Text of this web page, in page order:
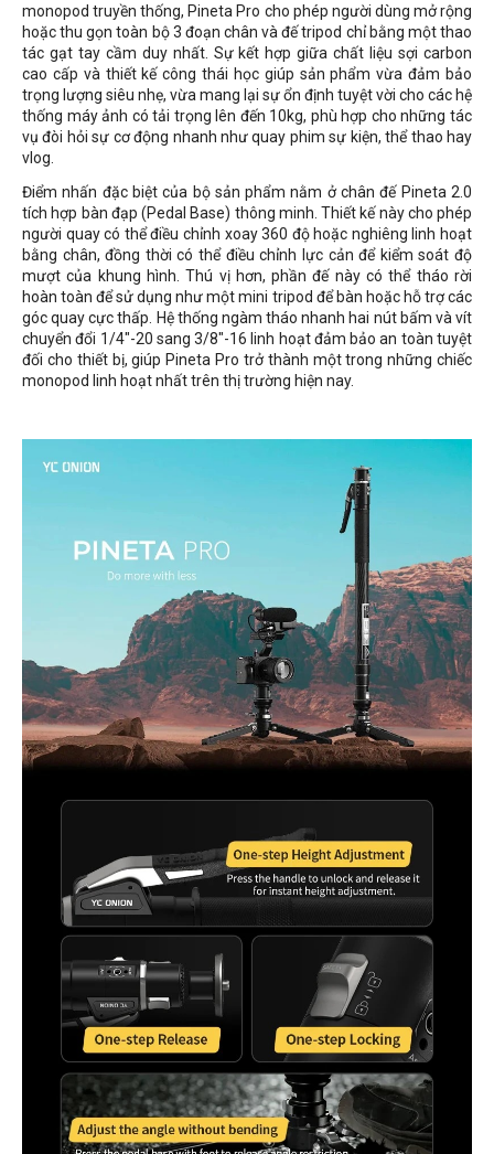
monopod truyền thống, Pineta Pro cho phép người dùng mở rộng
hoặc thu gọn toàn bộ 3 đoạn chân và đế tripod chỉ bằng một thao
tác gạt tay cầm duy nhất. Sự kết hợp giữa chất liệu sợi carbon
cao cấp và thiết kế công thái học giúp sản phẩm vừa đảm bảo
trọng lượng siêu nhẹ, vừa mang lại sự ổn định tuyệt vời cho các hệ
thống máy ảnh có tải trọng lên đến 10kg, phù hợp cho những tác
vụ đòi hỏi sự cơ động nhanh như quay phim sự kiện, thể thao hay
vlog.
Điểm nhấn đặc biệt của bộ sản phẩm nằm ở chân đế Pineta 2.0
tích hợp bàn đạp (Pedal Base) thông minh. Thiết kế này cho phép
người quay có thể điều chỉnh xoay 360 độ hoặc nghiêng linh hoạt
bằng chân, đồng thời có thể điều chỉnh lực cản để kiểm soát độ
mượt của khung hình. Thú vị hơn, phần đế này có thể tháo rời
hoàn toàn để sử dụng như một mini tripod để bàn hoặc hỗ trợ các
góc quay cực thấp. Hệ thống ngàm tháo nhanh hai nút bấm và vít
chuyển đổi 1/4"-20 sang 3/8"-16 linh hoạt đảm bảo an toàn tuyệt
đối cho thiết bị, giúp Pineta Pro trở thành một trong những chiếc
monopod linh hoạt nhất trên thị trường hiện nay.